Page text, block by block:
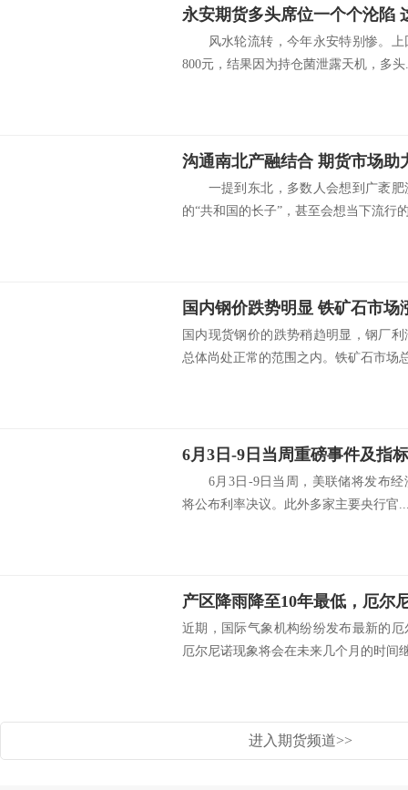
永安期货多头席位一个个沦陷
风水轮流转，今年永安特别惨。上
800元，结果因为持仓菌泄露天机，多头
沟通南北产融结合 期货市场助
一提到东北，多数人会想到广袤肥
的“共和国的长子”，甚至会想当下流行
国内钢价跌势明显 铁矿石市场
国内现货钢价的跌势稍趋明显，钢厂
总体尚处正常的范围之内。铁矿石市场
6月3日-9日当周重磅事件及指
6月3日-9日当周，美联储将发布经
将公布利率决议。此外多家主要央行官
近期，国际气象机构纷纷发布最新的
厄尔尼诺现象将会在未来几个月的时间
进入期货频道>>